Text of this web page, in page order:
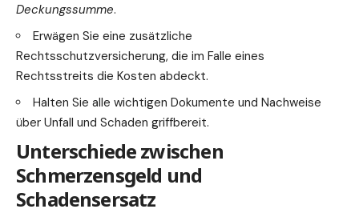
Deckungssumme.
Erwägen Sie eine zusätzliche
Rechtsschutzversicherung, die im Falle eines
Rechtsstreits die Kosten abdeckt.
Halten Sie alle wichtigen Dokumente und Nachweise
über Unfall und Schaden griffbereit.
Unterschiede zwischen
Schmerzensgeld und
Schadensersatz